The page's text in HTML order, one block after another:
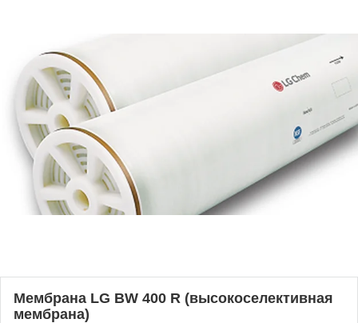
Мембрана LG BW 400 R (высокоселективная
мембрана)